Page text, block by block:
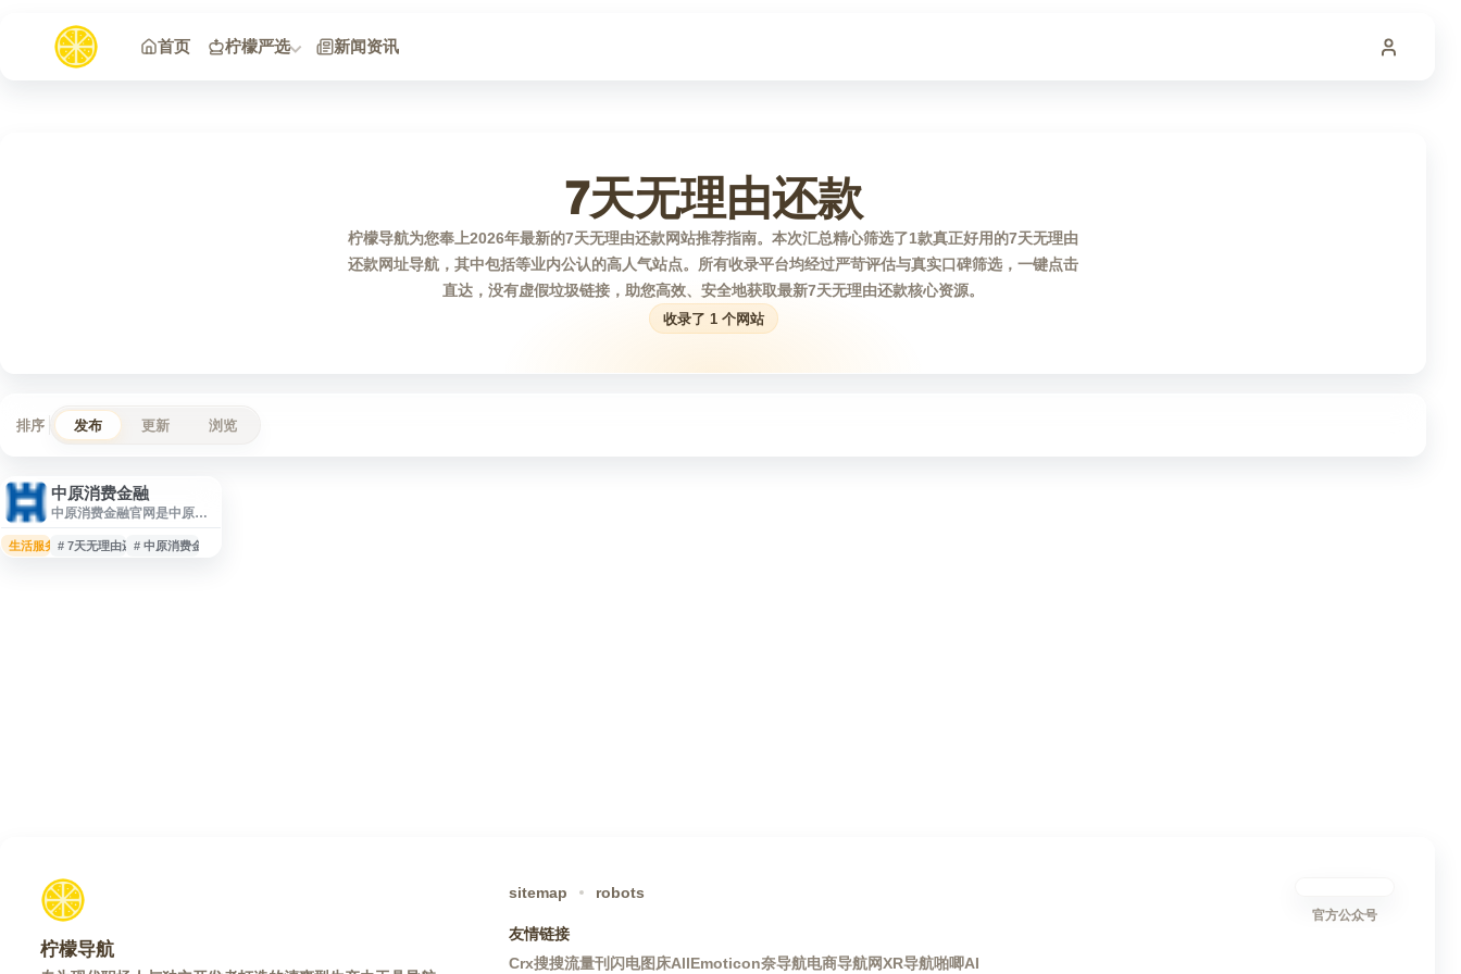
首页
柠檬严选 新闻资讯
7天无理由还款
柠檬导航为您奉上2026年最新的7天无理由还款网站推荐指南。本次汇总精心筛选了1款真正好用的7天无理由
还款网址导航，其中包括等业内公认的高人气站点。所有收录平台均经过严苛评估与真实口碑筛选，一键点击
直达，没有虚假垃圾链接，助您高效、安全地获取最新7天无理由还款核心资源。
收录了 1 个网站
排序 发布 更新 浏览
中原消费金融
中原消费金融官网是中原消
与服务平台，提供消费金融
生活服务 # 7天无理由还款# 中原消费金融
柠檬导航
sitemap robots
友情链接
Crx搜搜流量刊 闪电图床AllEmoticon奈导航电商导航网XR导航啪唧AI
官方公众号